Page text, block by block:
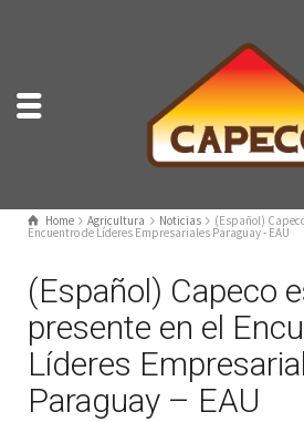
Home Agricultura Noticias (Español)
Encuentro de Líderes Empresariales Paraguay - EAU
(Español) Capeco
presente en el
Líderes
Paraguay – EAU